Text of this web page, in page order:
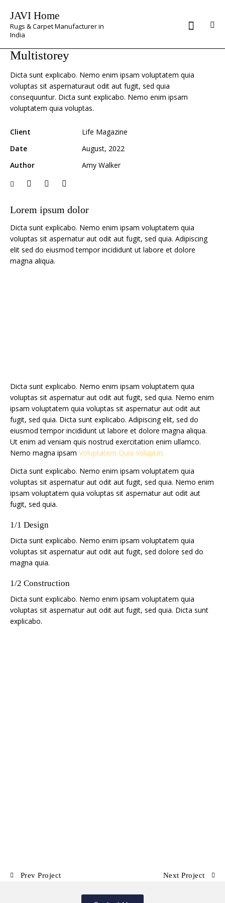
JAVI Home
Rugs & Carpet Manufacturer in
India
Multistorey
Dicta sunt explicabo. Nemo enim ipsam voluptatem quia
voluptas sit aspernaturaut odit aut fugit, sed quia
consequuntur. Dicta sunt explicabo. Nemo enim ipsam
voluptatem quia voluptas.
Client
Life Magazine
Date
August, 2022
Author
Amy Walker
Lorem ipsum dolor
Dicta sunt explicabo. Nemo enim ipsam voluptatem quia
voluptas sit aspernatur aut odit aut fugit, sed quia. Adipiscing
elit sed do eiusmod tempor incididunt ut labore et dolore
magna aliqua.
Dicta sunt explicabo. Nemo enim ipsam voluptatem quia
voluptas sit aspernatur aut odit aut fugit, sed quia. Nemo enim
ipsam voluptatem quia voluptas sit aspernatur aut odit aut
fugit, sed quia. Dicta sunt explicabo. Adipiscing elit, sed do
eiusmod tempor incididunt ut labore et dolore magna aliqua.
Ut enim ad veniam quis nostrud exercitation enim ullamco.
Nemo magna ipsam Voluptatem Quia Voluptas.
Dicta sunt explicabo. Nemo enim ipsam voluptatem quia
voluptas sit aspernatur aut odit aut fugit, sed quia. Nemo enim
ipsam voluptatem quia voluptas sit aspernatur aut odit aut
fugit, sed quia.
1/1 Design
Dicta sunt explicabo. Nemo enim ipsam voluptatem quia
voluptas sit aspernatur aut odit aut fugit, sed dolore sed do
magna quia.
1/2 Construction
Dicta sunt explicabo. Nemo enim ipsam voluptatem quia
voluptas sit aspernatur aut odit aut fugit, sed quia. Dicta sunt
explicabo.
Prev Project Next Project